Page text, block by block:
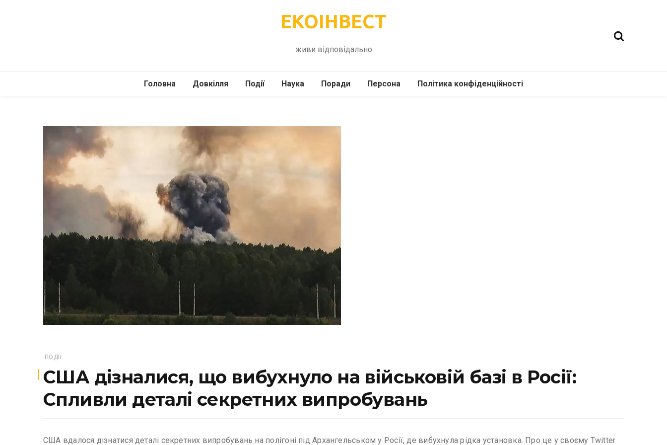
ЕКОІНВЕСТ
живи відповідально
Головна Довкілля
Подорожі
Події
Інше
Наука
Психологія
Поради
Здоров’я
Персона Політика конфіденційності
ПОДІЇ
США дізналися, що вибухнуло на військовій базі в Росії:
Спливли деталі секретних випробувань
США вдалося дізнатися деталі секретних випробувань на полігоні під Архангельськом у Росії, де вибухнула рідка установка. Про це у своєму Twitter